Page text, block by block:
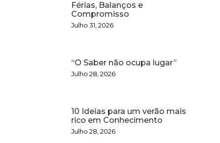
Férias, Balanços e
Compromisso
Julho 31, 2026
“O Saber não ocupa lugar”
Julho 28, 2026
10 Ideias para um verão mais
rico em Conhecimento
Julho 28, 2026